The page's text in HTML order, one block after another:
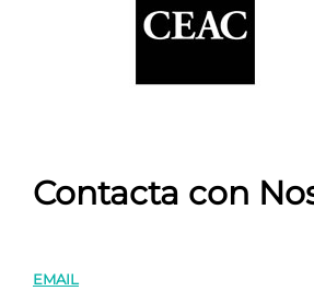
Contacta con
EMAIL